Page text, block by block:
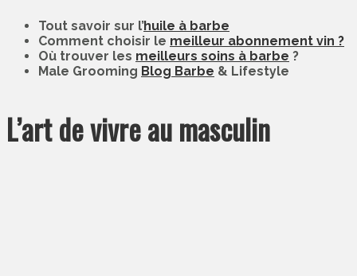
Tout savoir sur l’huile à barbe
Comment choisir le meilleur abonnement vin ?
Où trouver les meilleurs soins à barbe ?
Male Grooming Blog Barbe & Lifestyle
L’art de vivre au masculin